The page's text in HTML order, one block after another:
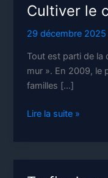
Cultiver le
29 décembre 2025
Tout est parti de la
mur ». En 2009, le
familles […]
Cultiver
Lire la suite »